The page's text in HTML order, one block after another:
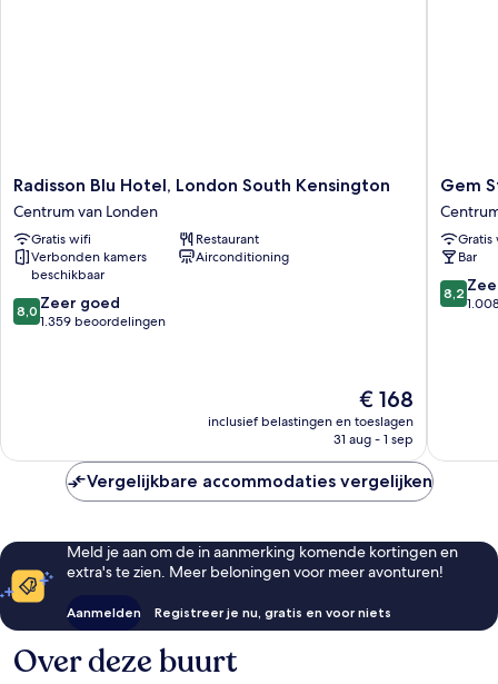
Radisson
Blu
Hotel,
London
South
Kensington
Centrum
van
Radisson Blu Hotel, London South Kensington
Centrum van Londen
Gratis wifi
Restaurant
Verbonden kamers
beschikbaar
Airconditioning
8.0
van
8,0 Zeer goed
1.359 beoordelingen
De
prijs
is
€ 168
inclusief belastingen en toeslagen
31 aug - 1 sep
Gem
Hotel
van
Londen
Gem
Gratis
Bar
8.2
van
8,2
Vergelijkbare accommodaties vergelijken
Meld je aan om de in aanmerking komende kortingen en
extra's te zien. Meer beloningen voor meer avonturen!
Aanmelden Registreer je nu, gratis en voor niets
Over deze buurt